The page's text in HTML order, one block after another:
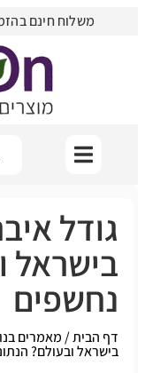
משלוח חינם בהזמנה מעל 260 ש"ח
גודל
בישראל
נחשפים
דף הבית/ מאמרים
בישראל ובעולם?